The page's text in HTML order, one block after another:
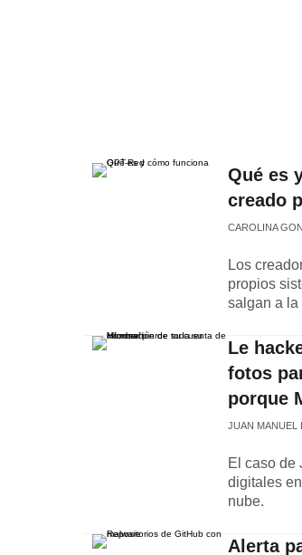
Qué es
creado
CAROLINA
Los
propios
salgan a la
Le
fotos
porque
JUAN MANUEL
El caso de
digitales
nube.
Alerta